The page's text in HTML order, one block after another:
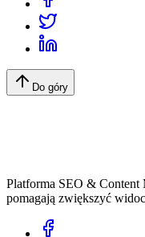
Do góry
Platforma SEO & Content
pomagają zwiększyć